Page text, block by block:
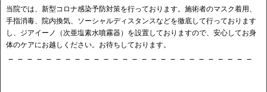
当院では、新型コロナ感染予防対策を行っております。施術者のマスク着用、
手指消毒、院内換気、ソーシャルディスタンスなどを徹底して行っております
し、ジアイーノ（次亜塩素水噴霧器）を設置しておりますので、安心してお身
体のケアにお越しください。お待ちしております。
－－－－－－－－－－－－－－－－－－－－－－－－－－